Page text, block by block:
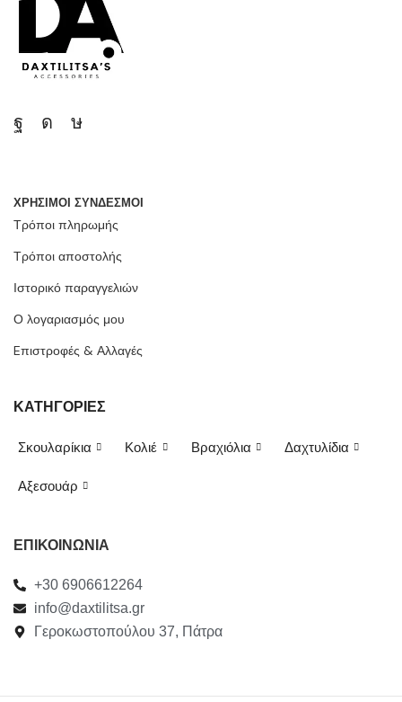
ΧΡΗΣΙΜΟΙ ΣΥΝΔΕΣΜΟΙ
Τρόποι πληρωμής
Τρόποι αποστολής
Ιστορικό παραγγελιών
Ο λογαριασμός μου
Eπιστροφές & Αλλαγές
ΚΑΤΗΓΟΡΙΕΣ
Σκουλαρίκια Κολιέ Βραχιόλια Δαχτυλίδια
Αξεσουάρ
ΕΠΙΚΟΙΝΩΝΙΑ
+30 6906612264
info@daxtilitsa.gr
Γεροκωστοπούλου 37, Πάτρα